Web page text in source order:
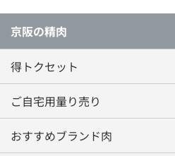
京阪の精肉
得トクセット
ご自宅用量り売り
おすすめブランド肉